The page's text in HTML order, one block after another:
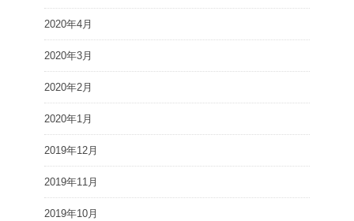
2020年4月
2020年3月
2020年2月
2020年1月
2019年12月
2019年11月
2019年10月